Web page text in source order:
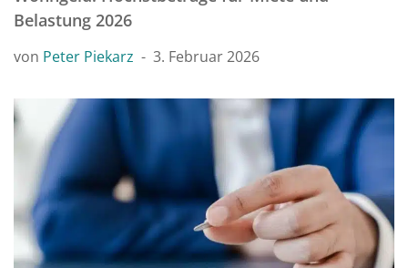
Belastung 2026
von Peter Piekarz 3. Februar 2026